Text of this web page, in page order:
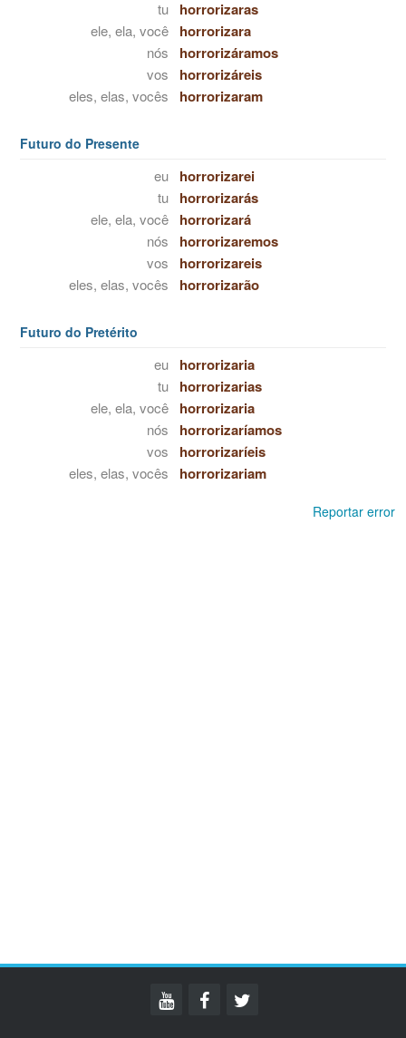
tu horrorizaras
ele, ela, você horrorizara
nós horrorizáramos
vos horrorizáreis
eles, elas, vocês horrorizaram
Futuro do Presente
eu horrorizarei
tu horrorizarás
ele, ela, você horrorizará
nós horrorizaremos
vos horrorizareis
eles, elas, vocês horrorizarão
Futuro do Pretérito
eu horrorizaria
tu horrorizarias
ele, ela, você horrorizaria
nós horrorizaríamos
vos horrorizaríeis
eles, elas, vocês horrorizariam
Reportar error